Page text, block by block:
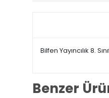
Bilfen Yayıncılık 8.
Benzer